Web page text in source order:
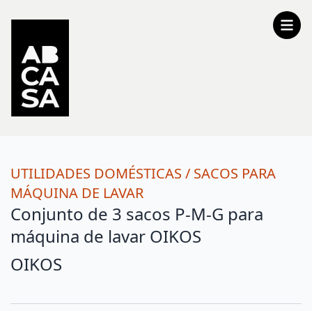
UTILIDADES DOMÉSTICAS / SACOS PARA
MÁQUINA DE LAVAR
Conjunto de 3 sacos P-M-G para
máquina de lavar OIKOS
OIKOS